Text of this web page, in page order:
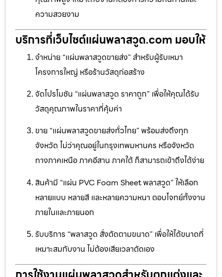
ความสวยงาม
บริการที่เว็บไซต์แผ่นพลาสวูด.com มอบให้
จำหน่าย “แผ่นพลาสวูดขายส่ง” สำหรับผู้รับเหมา
โครงการใหญ่ หรือร้านวัสดุก่อสร้าง
จัดโปรโมชัน “แผ่นพลาสวูด ราคาถูก” เพื่อให้คุณได้รับ
วัสดุคุณภาพในราคาที่คุ้มค่า
ขาย “แผ่นพลาสวูดขายส่งทั่วไทย” พร้อมส่งถึงทุก
จังหวัด ไม่ว่าคุณอยู่ในกรุงเทพมหานคร หรือจังหวัด
ทางภาคเหนือ ภาคอีสาน ภาคใต้ ก็สามารถเข้าถึงได้ง่าย
สินค้ามี “แผ่น PVC Foam Sheet พลาสวูด” ให้เลือก
หลายแบบ หลายสี และหลายความหนา ตอบโจทย์ทั้งงาน
ภายในและภายนอก
รับบริการ “พลาสวูด สั่งตัดตามขนาด” เพื่อให้ได้ขนาดที่
เหมาะสมกับงาน ไม่ต้องเสียเวลาตัดเอง